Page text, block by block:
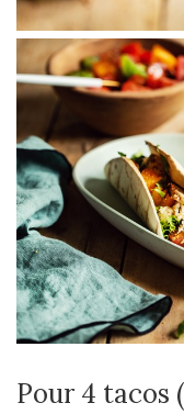
Pour 4 tacos